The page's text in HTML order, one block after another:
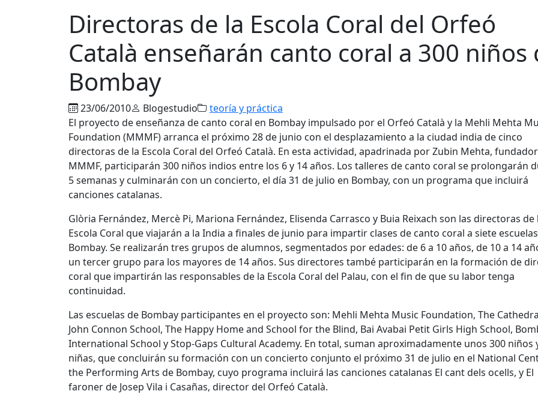
Directoras de la Escola Coral del Orfeó
Català enseñarán canto coral a 300 niños
Bombay
23/06/2010 Blogestudio
teoría y práctica
El proyecto de enseñanza de canto coral en Bombay impulsado por el Orfeó Català y la Mehli Mehta
Foundation (MMMF) arranca el próximo 28 de junio con el desplazamiento a la ciudad india de cinco
directoras de la Escola Coral del Orfeó Català. En esta actividad, apadrinada por Zubin Mehta,
MMMF, participarán 300 niños indios entre los 6 y 14 años. Los talleres de canto coral se prolongarán
5 semanas y culminarán con un concierto, el día 31 de julio en Bombay, con un programa que incluirá
canciones catalanas.
Glòria Fernández, Mercè Pi, Mariona Fernández, Elisenda Carrasco y Buia Reixach son las directoras de
Escola Coral que viajarán a la India a finales de junio para impartir clases de canto coral a siete
Bombay. Se realizarán tres grupos de alumnos, segmentados por edades: de 6 a 10 años, de 10 a 14
un tercer grupo para los mayores de 14 años. Sus directores també participarán en la formación de
coral que impartirán las responsables de la Escola Coral del Palau, con el fin de que su labor tenga
continuidad.
Las escuelas de Bombay participantes en el proyecto son: Mehli Mehta Music Foundation, The
John Connon School, The Happy Home and School for the Blind, Bai Avabai Petit Girls High School,
International School y Stop-Gaps Cultural Academy. En total, suman aproximadamente unos 300 niños
niñas, que concluirán su formación con un concierto conjunto el próximo 31 de julio en el National
the Performing Arts de Bombay, cuyo programa incluirá las canciones catalanas El cant dels ocells, y El
faroner de Josep Vila i Casañas, director del Orfeó Català.